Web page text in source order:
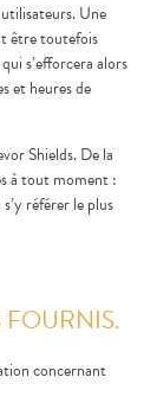
Une
être toutefois
s’efforcera alors
et heures de
Shields. De la
à tout moment :
référer le plus
FOURNIS.
concernant